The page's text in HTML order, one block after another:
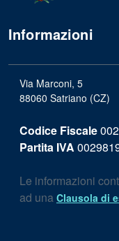
Informazioni
Via Marconi, 5
88060 Satriano (CZ)
Codice Fiscale
Partita IVA
Le informazioni
ad una Clausola di